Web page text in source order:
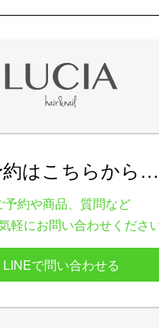
約はこちらから…
予約や商品、質問など
軽にお問い合わせくださ
LINEで問い合わせる